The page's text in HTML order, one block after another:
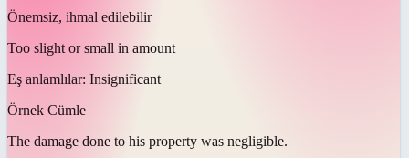
Önemsiz, ihmal edilebilir
Too slight or small in amount
Eş anlamlılar: Insignificant
Örnek Cümle
The damage done to his property was negligible.